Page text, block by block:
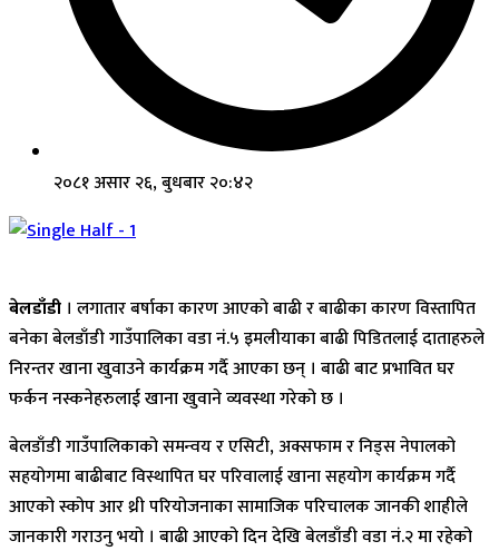
२०८१ असार २६, बुधबार २०:४२
बेलडाँडी । लगातार बर्षाका कारण आएको बाढी र बाढीका कारण विस्तापित
बनेका बेलडाँडी गाउँपालिका वडा नं.५ इमलीयाका बाढी पिडितलाई दाताहरुले
निरन्तर खाना खुवाउने कार्यक्रम गर्दै आएका छन् । बाढी बाट प्रभावित घर
फर्कन नस्कनेहरुलाई खाना खुवाने व्यवस्था गरेको छ ।
बेलडाँडी गाउँपालिकाको समन्वय र एसिटी, अक्सफाम र निड्स नेपालको
सहयोगमा बाढीबाट विस्थापित घर परिवालाई खाना सहयोग कार्यक्रम गर्दै
आएको स्कोप आर थ्री परियोजनाका सामाजिक परिचालक जानकी शाहीले
जानकारी गराउनु भयो । बाढी आएको दिन देखि बेलडाँडी वडा नं.२ मा रहेको